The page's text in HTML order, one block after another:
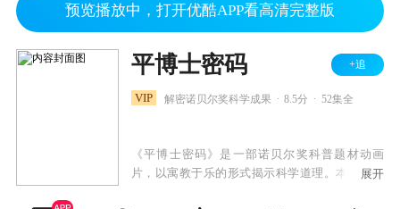
预览播放中，打开优酷APP看高清完整版
平博士密码 +追
VIP 解密诺贝尔奖科学成果 8.5分 52集全
《平博士密码》是一部诺贝尔奖科普题材动画
片，以寓教于乐的形式揭示科学道理。本部动画
展开